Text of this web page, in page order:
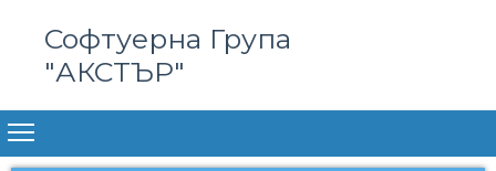
Софтуерна Група
"АКСТЪР"